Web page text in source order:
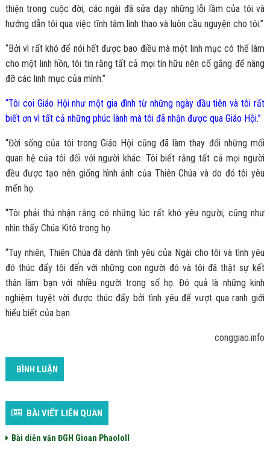
thiện trong cuộc đời, các ngài đã sửa dạy những lỗi lầm của tôi và
hướng dẫn tôi qua việc tĩnh tâm linh thao và luôn cầu nguyện cho tôi.”
“Bởi vì rất khó để nói hết được bao điều mà một linh mục có thể làm
cho một linh hồn, tôi tin rằng tất cả mọi tín hữu nên cố gắng để nâng
đỡ các linh mục của mình.”
“Tôi coi Giáo Hội như một gia đình từ những ngày đầu tiên và tôi rất
biết ơn vì tất cả những phúc lành mà tôi đã nhận được qua Giáo Hội.”
“Đời sống của tôi trong Giáo Hội cũng đã làm thay đổi những mối
quan hệ của tôi đối với người khác. Tôi biết rằng tất cả mọi người
đều được tạo nên giống hình ảnh của Thiên Chúa và do đó tôi yêu
mến họ.
“Tôi phải thú nhận rằng có những lúc rất khó yêu người, cũng như
nhìn thấy Chúa Kitô trong họ.
“Tuy nhiên, Thiên Chúa đã dành tình yêu của Ngài cho tôi và tình yêu
đó thúc đẩy tôi đến với những con người đó và tôi đã thật sự kết
thân làm bạn với nhiều người trong số họ. Đó quả là những kinh
nghiệm tuyệt vời được thúc đẩy bởi tình yêu để vượt qua ranh giới
hiểu biết của bạn.
conggiao.info
BÌNH LUẬN
BÀI VIẾT LIÊN QUAN
Bài diễn văn ĐGH Gioan PhaoloII